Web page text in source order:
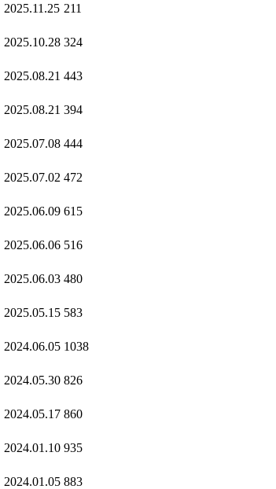
2025.11.25 211
2025.10.28 324
2025.08.21 443
2025.08.21 394
2025.07.08 444
2025.07.02 472
2025.06.09 615
2025.06.06 516
2025.06.03 480
2025.05.15 583
2024.06.05 1038
2024.05.30 826
2024.05.17 860
2024.01.10 935
2024.01.05 883